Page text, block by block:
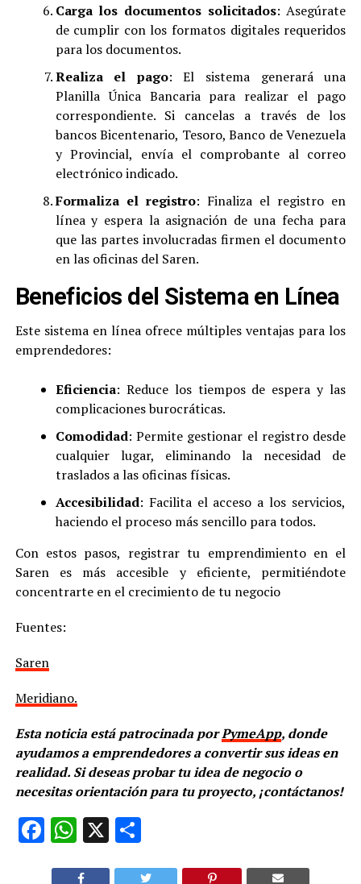
Carga los documentos solicitados: Asegúrate
de cumplir con los formatos digitales requeridos
para los documentos.
Realiza el pago: El sistema generará una
Planilla Única Bancaria para realizar el pago
correspondiente.Si cancelas a través de los
bancos Bicentenario, Tesoro, Banco de Venezuela
y Provincial, envía el comprobante al correo
electrónico indicado.
Formaliza el registro: Finaliza el registro en
línea y espera la asignación de una fecha para
que las partes involucradas firmen el documento
en las oficinas del Saren.
Beneficios del Sistema en Línea
Este sistema en línea ofrece múltiples ventajas para los
emprendedores:
Eficiencia: Reduce los tiempos de espera y las
complicaciones burocráticas.
Comodidad: Permite gestionar el registro desde
cualquier lugar, eliminando la necesidad de
traslados a las oficinas físicas.
Accesibilidad: Facilita el acceso a los servicios,
haciendo el proceso más sencillo para todos.
Con estos pasos, registrar tu emprendimiento en el
Saren es más accesible y eficiente, permitiéndote
concentrarte en el crecimiento de tu negocio
Fuentes:
Saren
Meridiano.
Esta noticia está patrocinada porPymeApp, donde
ayudamos a emprendedores a convertir sus ideas en
realidad. Si deseas probar tu idea de negocio o
necesitas orientación para tu proyecto, ¡contáctanos!
Facebook
WhatsApp
X Compartir